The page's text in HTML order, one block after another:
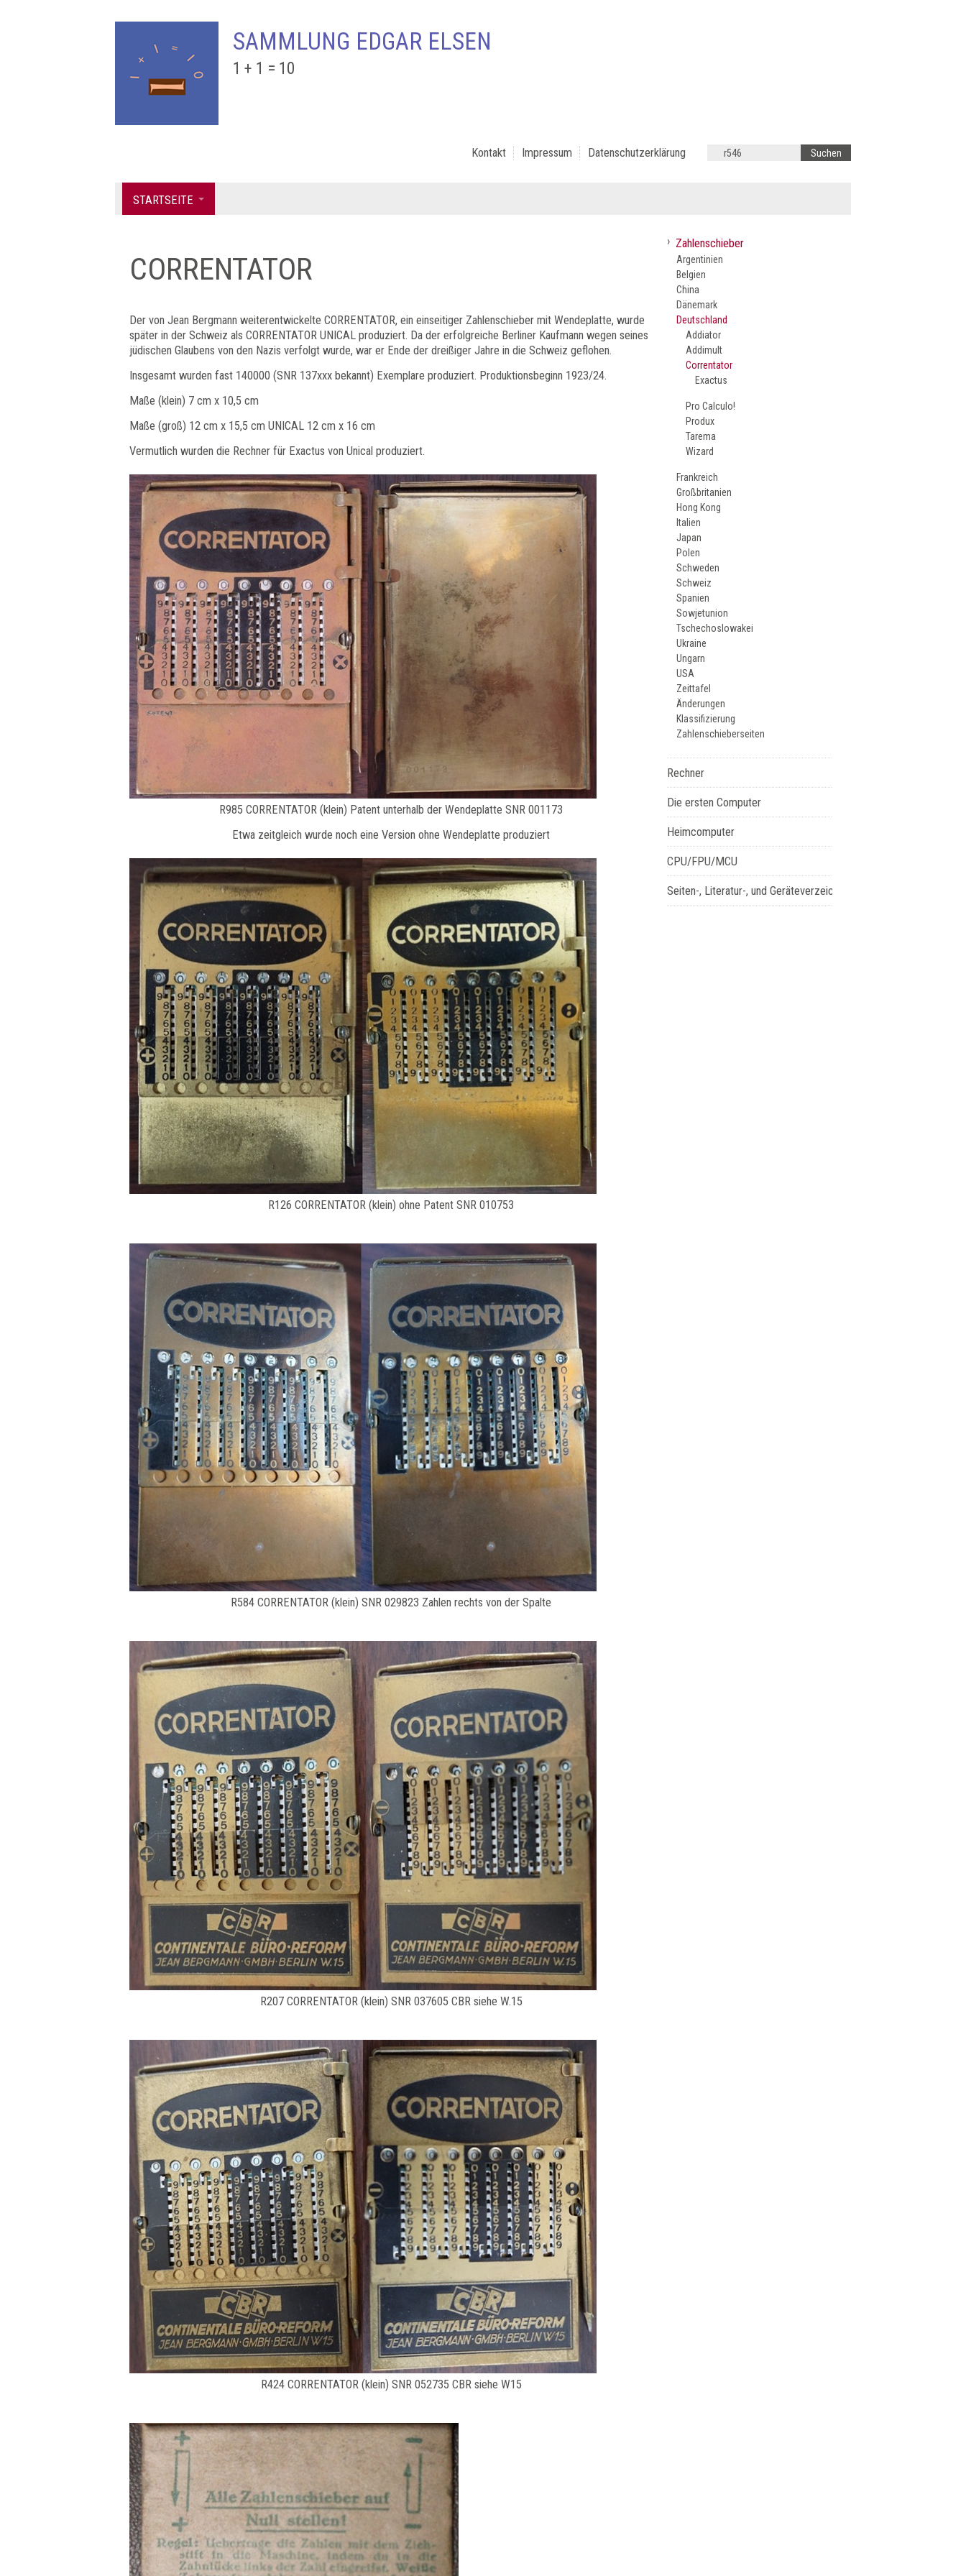
SAMMLUNG EDGAR ELSEN
1 + 1 = 10
Kontakt Impressum Datenschutzerklärung
STARTSEITE
CORRENTATOR
Der von Jean Bergmann weiterentwickelte CORRENTATOR, ein einseitiger Zahlenschieber mit Wendeplatte, wurde
später in der Schweiz als CORRENTATOR UNICAL produziert. Da der erfolgreiche Berliner Kaufmann wegen seines
jüdischen Glaubens von den Nazis verfolgt wurde, war er Ende der dreißiger Jahre in die Schweiz geflohen.
Insgesamt wurden fast 140000 (SNR 137xxx bekannt) Exemplare produziert. Produktionsbeginn 1923/24.
Maße (klein) 7 cm x 10,5 cm
Maße (groß) 12 cm x 15,5 cm UNICAL 12 cm x 16 cm
Vermutlich wurden die Rechner für Exactus von Unical produziert.
R985 CORRENTATOR (klein) Patent unterhalb der Wendeplatte SNR 001173
Etwa zeitgleich wurde noch eine Version ohne Wendeplatte produziert
R126 CORRENTATOR (klein) ohne Patent SNR 010753
R584 CORRENTATOR (klein) SNR 029823 Zahlen rechts von der Spalte
R207 CORRENTATOR (klein) SNR 037605 CBR siehe W.15
R424 CORRENTATOR (klein) SNR 052735 CBR siehe W15
› Zahlenschieber
Argentinien
Belgien
China
Dänemark
Deutschland
Addiator
Addimult
Correntator
Exactus
Pro Calculo!
Produx
Tarema
Wizard
Frankreich
Großbritanien
Hong Kong
Italien
Japan
Polen
Schweden
Schweiz
Spanien
Sowjetunion
Tschechoslowakei
Ukraine
Ungarn
USA
Zeittafel
Änderungen
Klassifizierung
Zahlenschieberseiten
Rechner
Die ersten Computer
Heimcomputer
CPU/FPU/MCU
Seiten-, Literatur-, und Geräteverzeichnis